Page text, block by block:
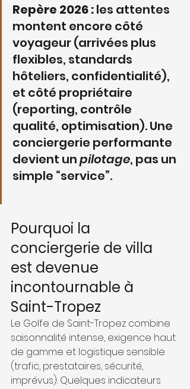
Repère 2026 : les attentes
montent encore côté
voyageur (arrivées plus
flexibles, standards
hôteliers, confidentialité),
et côté propriétaire
(reporting, contrôle
qualité, optimisation). Une
conciergerie performante
devient un pilotage, pas un
simple “service”.
Pourquoi la
conciergerie de villa
est devenue
incontournable à
Saint-Tropez
Le Golfe de Saint-Tropez combine
saisonnalité intense, exigence haut
de gamme et logistique sensible
(trafic, prestataires, sécurité,
imprévus). Quelques indicateurs